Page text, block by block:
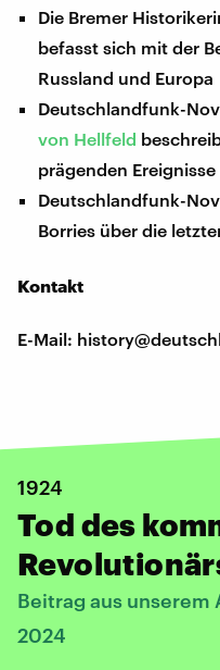
Die Bremer
befasst sich mit der
Russland und Europa
Deutschlandfunk-
von Hellfeld
prägenden
Deutschlandfunk-
Borries über die
Kontakt
E-Mail:
1924
Tod des
Beitrag aus unserem
2024